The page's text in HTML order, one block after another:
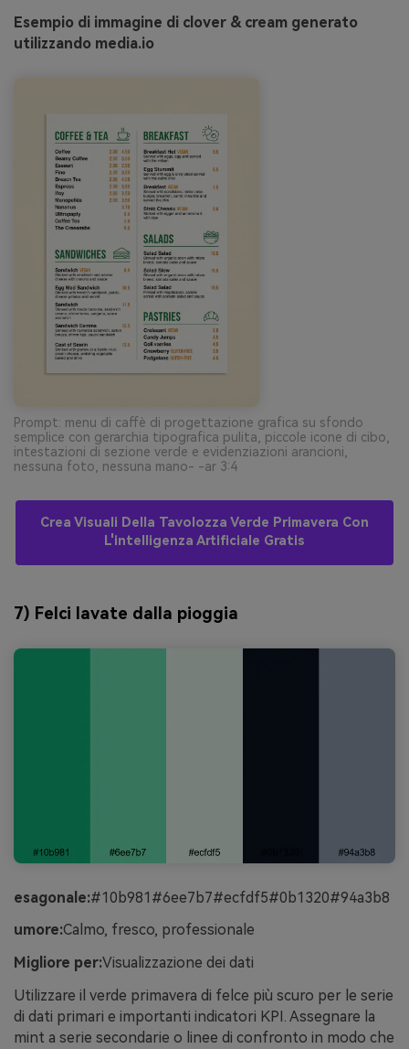
Esempio di immagine di clover & cream generato
utilizzando media.io
Prompt: menu di caffè di progettazione grafica su sfondo
semplice con gerarchia tipografica pulita, piccole icone di cibo,
intestazioni di sezione verde e evidenziazioni arancioni,
nessuna foto, nessuna mano- -ar 3:4
Crea Visuali Della Tavolozza Verde Primavera Con
L'intelligenza Artificiale Gratis
7) Felci lavate dalla pioggia
esagonale:#10b981#6ee7b7#ecfdf5#0b1320#94a3b8
umore:Calmo, fresco, professionale
Migliore per:Visualizzazione dei dati
Utilizzare il verde primavera di felce più scuro per le serie
di dati primari e importanti indicatori KPI. Assegnare la
mint a serie secondarie o linee di confronto in modo che